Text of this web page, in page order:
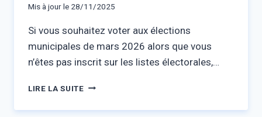
–
POLYVALENTE
Mis à jour le 28/11/2025
Si vous souhaitez voter aux élections
municipales de mars 2026 alors que vous
n’êtes pas inscrit sur les listes électorales,…
LIRE LA SUITEINSCRIPTION
ELECTORALES